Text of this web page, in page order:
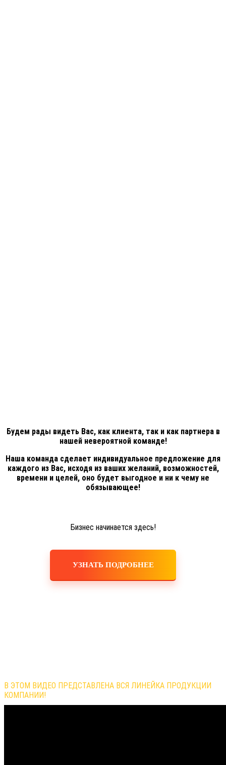
Будем рады видеть Вас, как клиента, так и как партнера в
нашей невероятной команде!
Наша команда сделает индивидуальное предложение для
каждого из Вас, исходя из ваших желаний, возможностей,
времени и целей, оно будет выгодное и ни к чему не
обязывающее!
Бизнес начинается здесь!
УЗНАТЬ ПОДРОБНЕЕ
В ЭТОМ ВИДЕО ПРЕДСТАВЛЕНА ВСЯ ЛИНЕЙКА ПРОДУКЦИИ
КОМПАНИИ!